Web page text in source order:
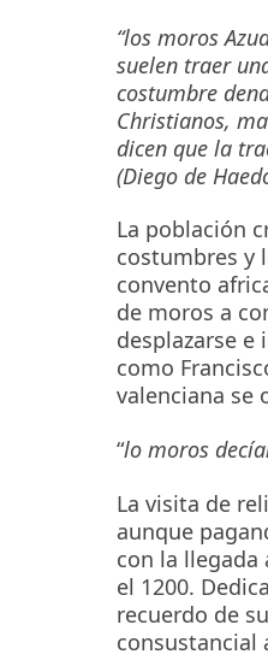
“los moros
suelen traer
costumbre
Christianos,
dicen que la
(Diego de
La población
costumbres y
convento
de moros a
desplazarse
como
valenciana se
“lo moros
La visita de
aunque
con la llegada
el 1200.
recuerdo de
consustancial